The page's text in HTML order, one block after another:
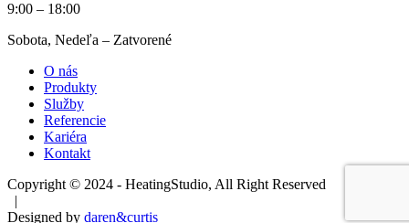
9:00 – 18:00
Sobota, Nedeľa – Zatvorené
O nás
Produkty
Služby
Referencie
Kariéra
Kontakt
Copyright © 2024 - HeatingStudio, All Right Reserved
|
Designed by daren&curtis